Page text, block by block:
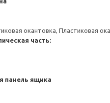
окантовка, Пластиковая
часть:
панель ящика